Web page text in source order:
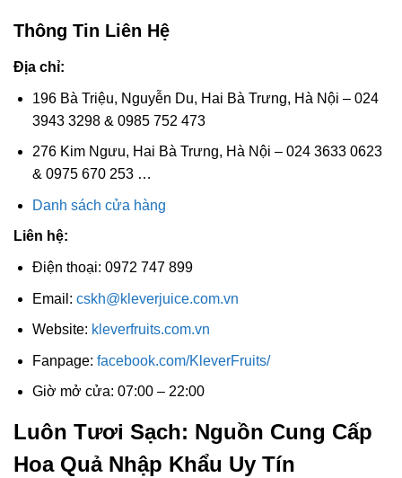
Thông Tin Liên Hệ
Địa chỉ:
196 Bà Triệu, Nguyễn Du, Hai Bà Trưng, Hà Nội – 024
3943 3298 & 0985 752 473
276 Kim Ngưu, Hai Bà Trưng, Hà Nội – 024 3633 0623
& 0975 670 253 …
Danh sách cửa hàng
Liên hệ:
Điện thoại: 0972 747 899
Email: cskh@kleverjuice.com.vn
Website: kleverfruits.com.vn
Fanpage: facebook.com/KleverFruits/
Giờ mở cửa: 07:00 – 22:00
Luôn Tươi Sạch: Nguồn Cung Cấp
Hoa Quả Nhập Khẩu Uy Tín